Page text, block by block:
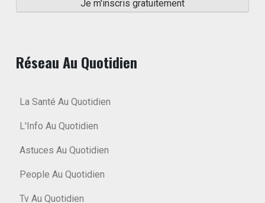
Réseau Au Quotidien
La Santé Au Quotidien
L'Info Au Quotidien
Astuces Au Quotidien
People Au Quotidien
Tv Au Quotidien